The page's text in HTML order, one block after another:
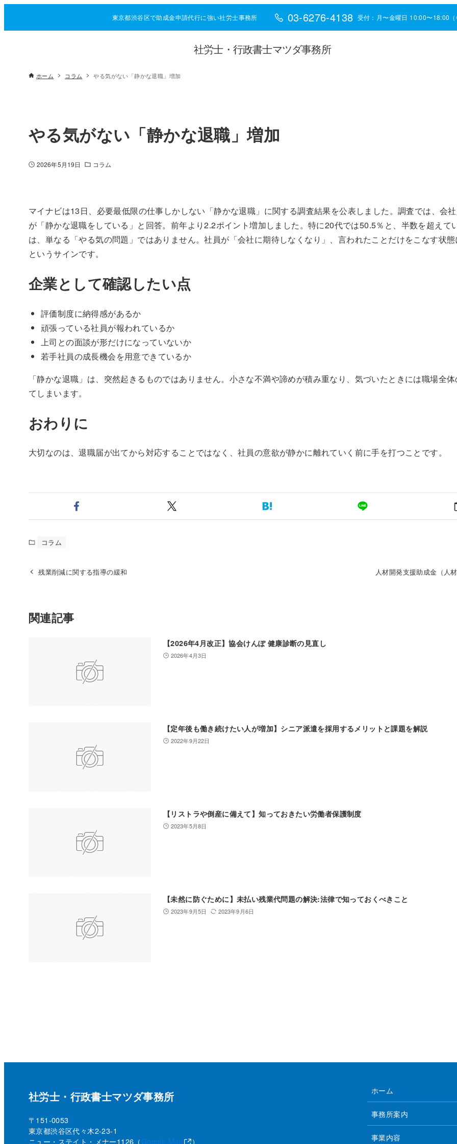
東京都渋谷区で助成金申請代行に強い社労士事務所 03-6276-4138 受付：月〜金曜日 10:00〜18:00（
社労士・行政書士マツダ事務所
ホーム コラム やる気がない「静かな退職」増加
やる気がない「静かな退職」増加
2026年5月19日 コラム
マイナビは13日、必要最低限の仕事しかしない「静かな退職」に関する調査結果を公表しました。調査では、会
が「静かな退職をしている」と回答。前年より2.2ポイント増加しました。特に20代では50.5％と、半数を超えて
は、単なる「やる気の問題」ではありません。社員が「会社に期待しなくなり」、言われたことだけをこなす状
というサインです。
企業として確認したい点
評価制度に納得感があるか
頑張っている社員が報われているか
上司との面談が形だけになっていないか
若手社員の成長機会を用意できているか
「静かな退職」は、突然起きるものではありません。小さな不満や諦めが積み重なり、気づいたときには職場全
てしまいます。
おわりに
大切なのは、退職届が出てから対応することではなく、社員の意欲が静かに離れていく前に手を打つことです。
コラム
残業削減に関する指導の緩和 人材開発支援助成金（人
関連記事
【2026年4月改正】協会けんぽ 健康診断の見直し
2026年4月3日
【定年後も働き続けたい人が増加】シニア派遣を採用するメリットと課題を解説
2022年9月22日
【リストラや倒産に備えて】知っておきたい労働者保護制度
2023年5月8日
【未然に防ぐために】未払い残業代問題の解決:法律で知っておくべきこと
2023年9月5日 2023年9月6日
社労士・行政書士マツダ事務所
〒151-0053
東京都渋谷区代々木2-23-1
ニュー・ステイト・メナー1126（Google Map ）
ホーム
事務所案内
事業内容